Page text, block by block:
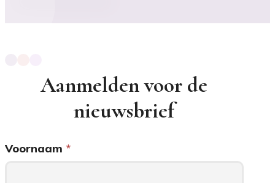
Aanmelden voor de
nieuwsbrief
Newsletter
Voornaam *